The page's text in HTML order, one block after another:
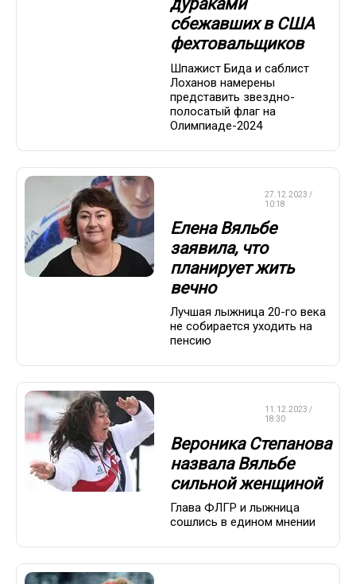
дураками
сбежавших в США
фехтовальщиков
Шпажист Бида и саблист
Лоханов намерены
представить звездно-
полосатый флаг на
Олимпиаде-2024
27.12.2023 /
10:18
Елена Вяльбе
заявила, что
планирует жить
вечно
Лучшая лыжница 20-го века
не собирается уходить на
пенсию
11.12.2023 /
18:30
Вероника Степанова
назвала Вяльбе
сильной женщиной
Глава ФЛГР и лыжница
сошлись в едином мнении